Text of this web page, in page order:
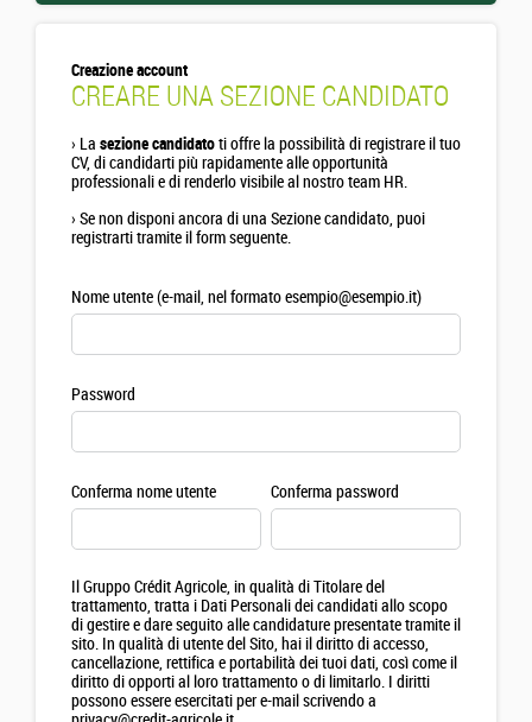
CREARE UNA SEZIONE CANDIDATO
› La sezione candidatoti offre la possibilità di registrare il tuo
CV, di candidarti più rapidamente alle opportunità
professionali e di renderlo visibile al nostro team HR.
› Se non disponi ancora di una Sezione candidato, puoi
registrarti tramite il form seguente.
Creazione account
Nome utente (e-mail, nel formato esempio@esempio.it)
Password
Conferma nome utente Conferma password
Il Gruppo Crédit Agricole, in qualità di Titolare del
trattamento, tratta i Dati Personali dei candidati allo scopo
di gestire e dare seguito alle candidature presentate tramite il
sito. In qualità di utente del Sito, hai il diritto di accesso,
cancellazione, rettifica e portabilità dei tuoi dati, così come il
diritto di opporti al loro trattamento o di limitarlo. I diritti
possono essere esercitati per e-mail scrivendo a